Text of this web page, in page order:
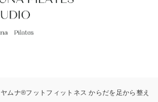
ヤムナ®︎フットフィットネス からだを足から整える